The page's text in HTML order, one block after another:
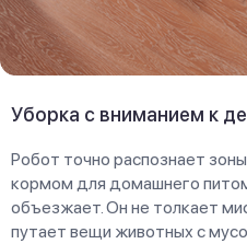
Уборка с вниманием к
Робот точно распознает
кормом для домашнего
объезжает. Он не толкает
путает вещи животных с